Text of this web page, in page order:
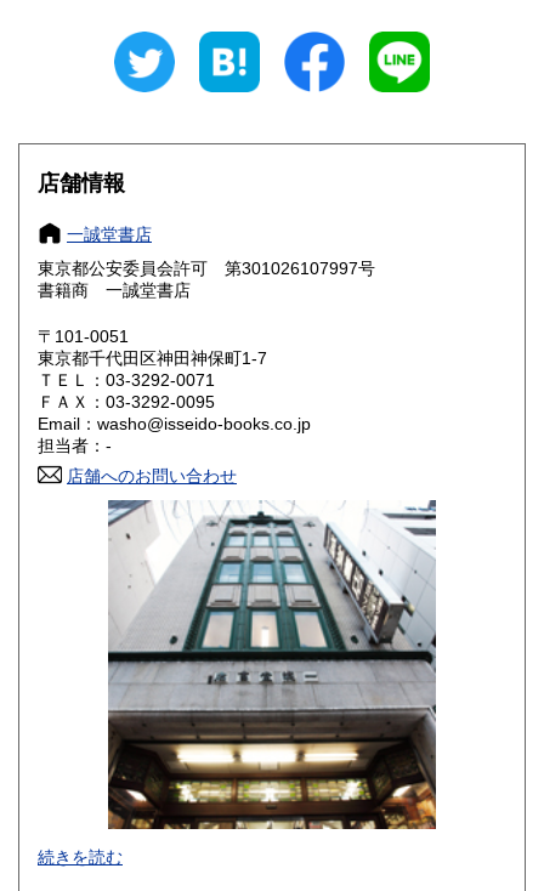
600円 静岡県
奈良県 600円 和歌山県
岡山県 600円
山口県 600円 徳島県
香川県 600円
600円 福岡県
600円 長崎県
600円 大分県
600円 鹿児島県
600円
店舗情報
一誠堂書店
東京都公安委員会許可 第301026107997号
書籍商 一誠堂書店
〒101-0051
東京都千代田区神田神保町1-7
ＴＥＬ：03-3292-0071
ＦＡＸ：03-3292-0095
Email：washo@isseido-books.co.jp
担当者：-
店舗へのお問い合わせ
創業百年の確固たる信用。文系百般和洋書、古典籍。在庫豊
富。
続きを読む